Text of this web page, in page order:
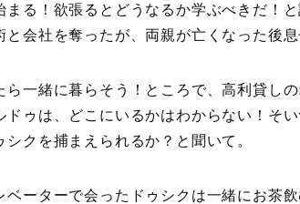
まる！欲張るとどうなるか学ぶべきだ！
と会社を奪ったが、両親が亡くなった後
ら一緒に暮らそう！ところで、高利貸し
ドゥは、どこにいるかはわからない！そ
シクを捕まえられるか？と聞いて。
ベーターで会ったドゥシクは一緒にお茶